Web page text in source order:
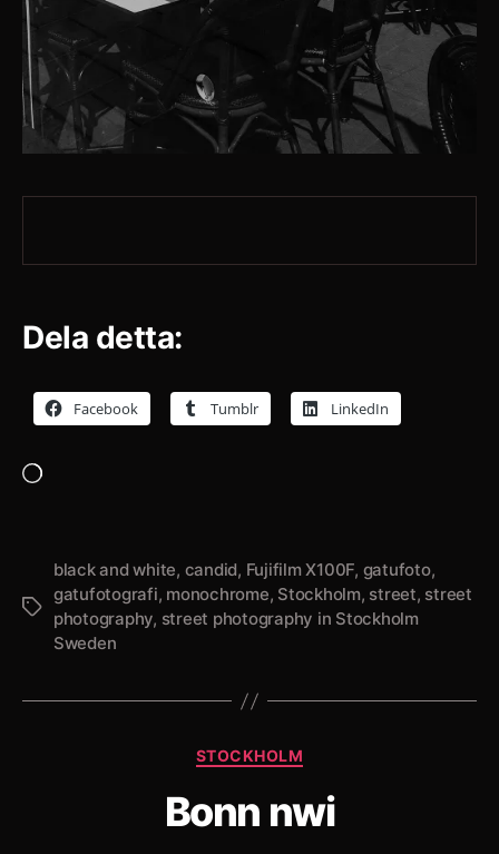
Dela detta:
Facebook Tumblr LinkedIn
Etiketter
black and white, candid, Fujifilm X100F, gatufoto,
gatufotografi, monochrome, Stockholm, street, street
photography, street photography in Stockholm
Sweden
Kategorier
STOCKHOLM
Bonn nwi